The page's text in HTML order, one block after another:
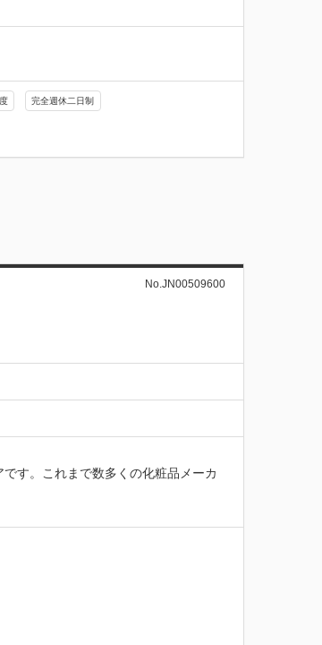
完全週休二日制
No.JN00509600
す。これまで数多くの化粧品メーカ